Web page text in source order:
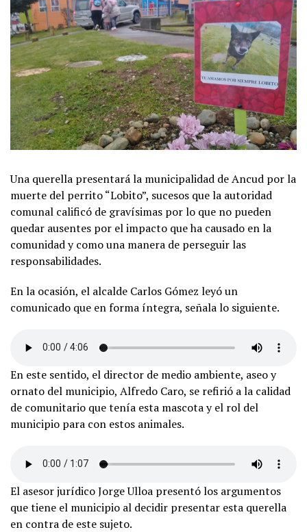
Una querella presentará la municipalidad de Ancud por la
muerte del perrito “Lobito”, sucesos que la autoridad
comunal calificó de gravísimas por lo que no pueden
quedar ausentes por el impacto que ha causado en la
comunidad y como una manera de perseguir las
responsabilidades.
En la ocasión, el alcalde Carlos Gómez leyó un
comunicado que en forma íntegra, señala lo siguiente.
En este sentido, el director de medio ambiente, aseo y
ornato del municipio, Alfredo Caro, se refirió a la calidad
de comunitario que tenía esta mascota y el rol del
municipio para con estos animales.
El asesor jurídico Jorge Ulloa presentó los argumentos
que tiene el municipio al decidir presentar esta querella
en contra de este sujeto.